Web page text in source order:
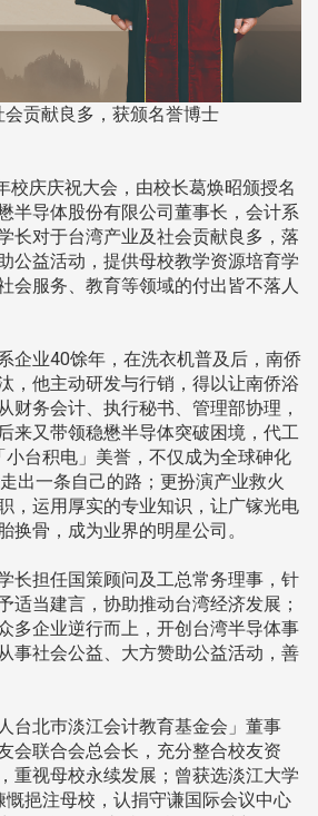
贡献良多，获颁名誉博士
校庆庆祝大会，由校长葛焕昭颁授名
半导体股份有限公司董事长，会计系
长对于台湾产业及社会贡献良多，落
公益活动，提供母校教学资源培育学
会服务、教育等领域的付出皆不落人
企业40馀年，在洗衣机普及后，南侨
，他主动研发与行销，得以让南侨浴
财务会计、执行秘书、管理部协理，
来又带领稳懋半导体突破困境，代工
台积电」美誉，不仅成为全球砷化
出一条自己的路；更扮演产业救火
，运用厚实的专业知识，让广镓光电
换骨，成为业界的明星公司。
长担任国策顾问及工总常务理事，针
适当建言，协助推动台湾经济发展；
多企业逆行而上，开创台湾半导体事
事社会公益、大方赞助公益活动，善
台北巿淡江会计教育基金会」董事
会联合会总会长，充分整合校友资
重视母校永续发展；曾获选淡江大学
挹注母校，认捐守谦国际会议中心